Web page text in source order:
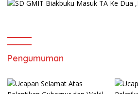
Pengumuman